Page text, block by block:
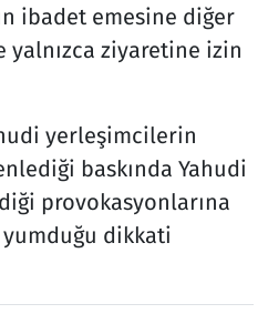
ibadet emesine diğer
ziyaretine izin
yerleşimcilerin
baskında Yahudi
provokasyonlarına
dikkati